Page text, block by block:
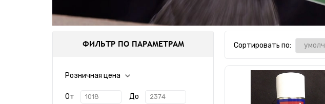
ФИЛЬТР ПО ПАРАМЕТРАМ
Розничная цена
От До
Сортировать по: